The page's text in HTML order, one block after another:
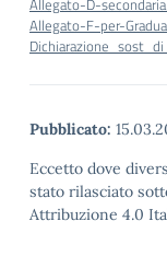
Allegato-D-
Allegato-F-per-
Pubblicato:
Eccetto dove
stato rilasciato
Attribuzione 4.0